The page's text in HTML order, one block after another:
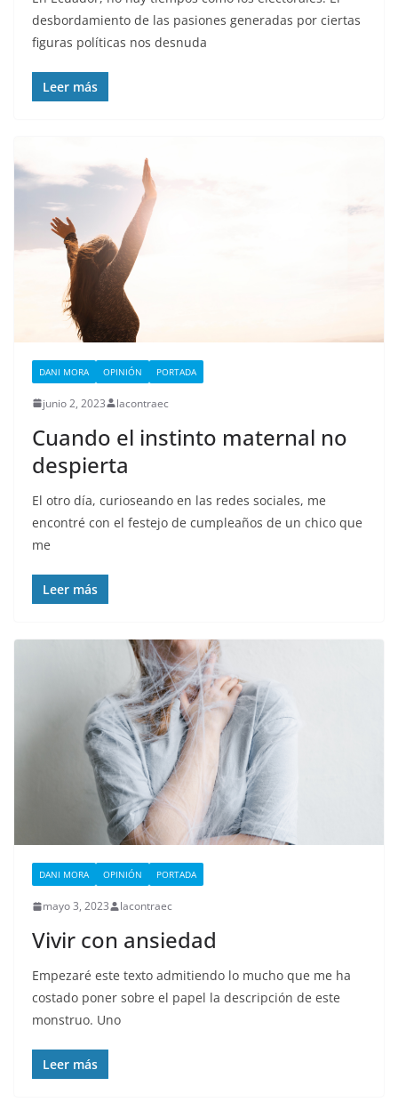
desbordamiento de las pasiones generadas por ciertas
figuras políticas nos desnuda
Leer más
DANI MORA OPINIÓN PORTADA
junio 2, 2023 lacontraec
Cuando el instinto maternal no
despierta
El otro día, curioseando en las redes sociales, me
encontré con el festejo de cumpleaños de un chico que
me
Leer más
DANI MORA OPINIÓN PORTADA
mayo 3, 2023 lacontraec
Vivir con ansiedad
Empezaré este texto admitiendo lo mucho que me ha
costado poner sobre el papel la descripción de este
monstruo. Uno
Leer más